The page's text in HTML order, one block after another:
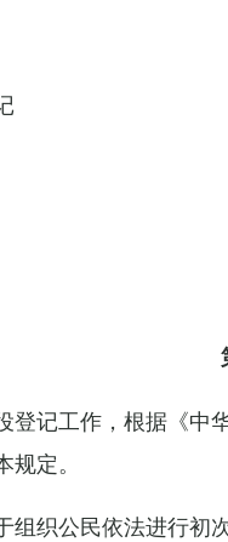
登记工作，根据《中
定。
组织公民依法进行初